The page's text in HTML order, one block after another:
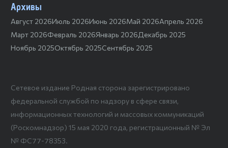
Архивы
Август 2026Июль 2026Июнь 2026Май 2026Апрель 2026
Март 2026Февраль 2026Январь 2026Декабрь 2025
Ноябрь 2025Октябрь 2025Сентябрь 2025
Сетевое издание Родная сторона зарегистрировано
федеральной службой по надзору в сфере связи,
информационных технологий и массовых коммуникаций
(Роскомнадзор) 15 мая 2020 года, регистрационный № Эл
№ ФС77-78353.